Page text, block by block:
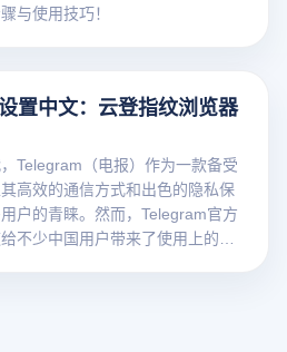
与使用技巧！
置中文：云登指纹浏览器
Telegram（电报）作为一款备受
高效的通信方式和出色的隐私保
户的青睐。然而，Telegram官方
不少中国用户带来了使用上的不